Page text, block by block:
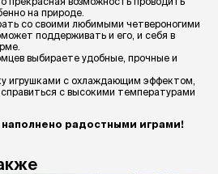
на природе.
со своими любимыми четвероногими
поддерживать и его, и себя в
выбираете удобные, прочные и
игрушками с охлаждающим эффектом,
с высокими температурами
радостными играми!